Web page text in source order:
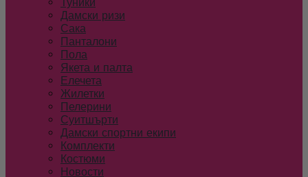
Туники
Дамски ризи
Сака
Панталони
Пола
Якета и палта
Елечета
Жилетки
Пелерини
Суитшърти
Дамски спортни екипи
Комплекти
Костюми
Новости